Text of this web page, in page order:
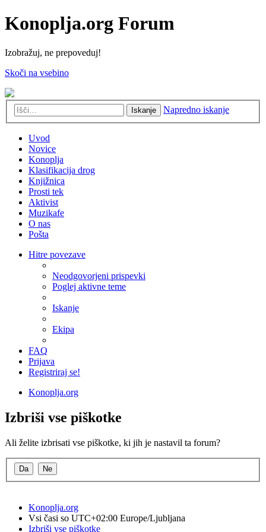
Konoplja.org Forum
Izobražuj, ne prepoveduj!
Skoči na vsebino
Iskanje Napredno iskanje
Uvod
Novice
Konoplja
Klasifikacija drog
Knjižnica
Prosti tek
Aktivist
Muzikafe
O nas
Pošta
Hitre povezave
Neodgovorjeni prispevki
Poglej aktivne teme
Iskanje
Ekipa
FAQ
Prijava
Registriraj se!
Konoplja.org
Izbriši vse piškotke
Ali želite izbrisati vse piškotke, ki jih je nastavil ta forum?
Konoplja.org
Vsi časi so UTC+02:00 Europe/Ljubljana
Izbriši vse piškotke